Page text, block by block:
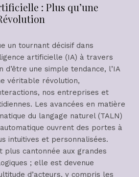
: Plus qu’une
un tournant décisif dans
artificielle (IA) à travers
d’être une simple tendance, l’IA
véritable révolution,
nos entreprises et
Les avancées en matière
du langage naturel (TALN)
ouvrent des portes à
intuitives et personnalisées.
plus cantonnée aux grandes
; elle est devenue
d’acteurs, y compris les